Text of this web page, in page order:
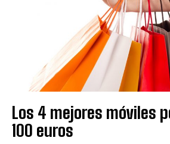
Los 4 mejores móviles
100 euros